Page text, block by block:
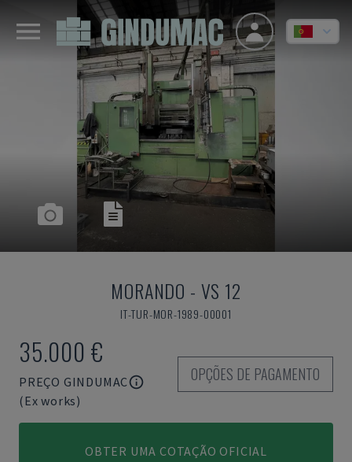
MORANDO - VS 12
IT-TUR-MOR-1989-00001
35.000 €
PREÇO GINDUMAC
(Ex works)
OPÇÕES DE PAGAMENTO
OBTER UMA COTAÇÃO OFICIAL